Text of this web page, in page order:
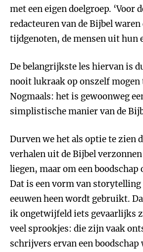
met een eigen doelgroep. ‘Voor
redacteuren van de Bijbel
tijdgenoten, de mensen uit hun
De belangrijkste les hiervan is
nooit lukraak op onszelf mogen
Nogmaals: het is gewoonweg
simplistische manier van de
Durven we het als optie te zien
verhalen uit de Bijbel
liegen, maar om een boodschap
Dat is een vorm van storytelling
eeuwen heen wordt gebruikt.
ik ongetwijfeld iets gevaarlijks
veel sprookjes: die zijn vaak
schrijvers ervan een boodschap